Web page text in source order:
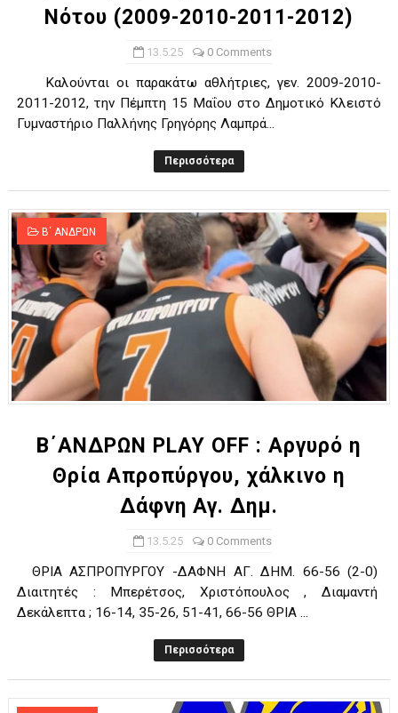
Νότου (2009-2010-2011-2012)
13.5.25 0 Comments
Καλούνται οι παρακάτω αθλήτριες, γεν. 2009-2010-
2011-2012, την Πέμπτη 15 Μαΐου στο Δημοτικό Κλειστό
Γυμναστήριο Παλλήνης Γρηγόρης Λαμπρά...
Περισσότερα
Β΄ ΑΝΔΡΩΝ
Β΄ΑΝΔΡΩΝ PLAY OFF : Αργυρό η
Θρία Απροπύργου, χάλκινο η
Δάφνη Αγ. Δημ.
13.5.25 0 Comments
ΘΡΙΑ ΑΣΠΡΟΠΥΡΓΟΥ -ΔΑΦΝΗ ΑΓ. ΔΗΜ. 66-56 (2-0)
Διαιτητές : Mπερέτσος, Χριστόπουλος , Διαμαντή
Δεκάλεπτα ; 16-14, 35-26, 51-41, 66-56 ΘΡΙΑ ...
Περισσότερα